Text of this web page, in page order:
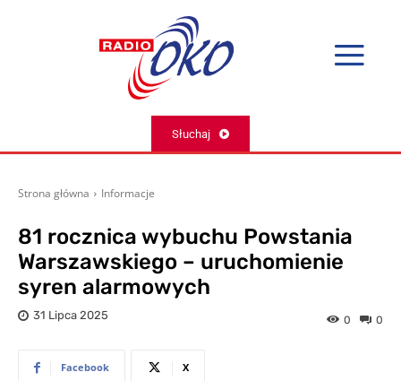
Słuchaj
Strona główna Informacje
81 rocznica wybuchu Powstania
Warszawskiego – uruchomienie
syren alarmowych
31 Lipca 2025 0
0
Facebook X